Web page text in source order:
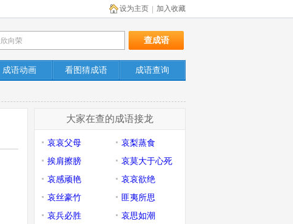
加入收藏
设为主页
成语动画 看图猜成语 成语查询
大家在查的成语接龙
哀哀父母
哀梨蒸食
挨肩擦膀
哀莫大于心死
哀感顽艳
哀哀欲绝
哀丝豪竹
匪夷所思
哀兵必胜
哀思如潮